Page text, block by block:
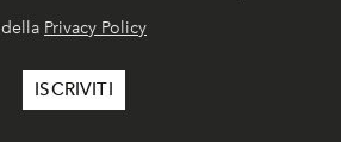
della Privacy Policy